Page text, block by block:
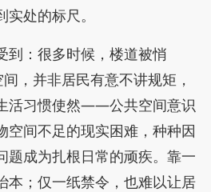
处的标尺。
到：很多时候，楼道被悄
，并非居民有意不讲规矩，
活习惯使然——公共空间意识
空间不足的现实困难，种种因
题成为扎根日常的顽疾。靠一
本；仅一纸禁令，也难以让居